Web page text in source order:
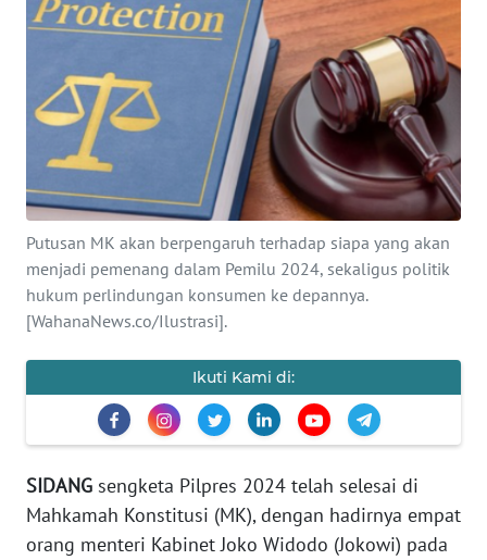
Putusan MK akan berpengaruh terhadap siapa yang akan
menjadi pemenang dalam Pemilu 2024, sekaligus politik
hukum perlindungan konsumen ke depannya.
[WahanaNews.co/Ilustrasi].
Ikuti Kami di:
SIDANG sengketa Pilpres 2024 telah selesai di
Mahkamah Konstitusi (MK), dengan hadirnya empat
orang menteri Kabinet Joko Widodo (Jokowi) pada
INTERNASIONAL
SERBA-SERBI
OLAHRAGA
EDITORIAL
INDEKS
BERITA